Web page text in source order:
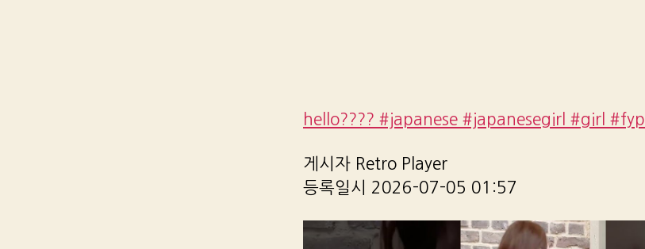
hello???? #japanese #japanesegirl #girl #fyp
게시자 Retro Player
등록일시 2026-07-05 01:57